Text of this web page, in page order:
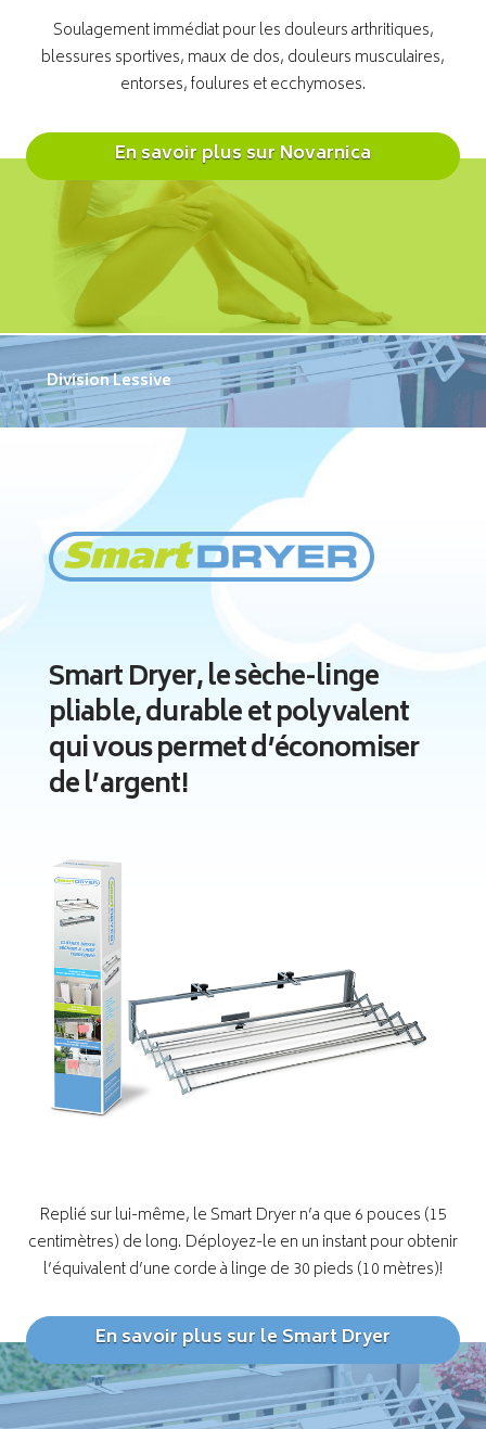
Soulagement immédiat pour les douleurs arthritiques,
blessures sportives, maux de dos, douleurs musculaires,
entorses, foulures et ecchymoses.
En savoir plus sur Novarnica
Division Lessive
Smart Dryer, le sèche-linge
pliable, durable et polyvalent
qui vous permet d’économiser
de l’argent!
Replié sur lui-même, le Smart Dryer n’a que 6 pouces (15
centimètres) de long. Déployez-le en un instant pour obtenir
l’équivalent d’une corde à linge de 30 pieds (10 mètres)!
En savoir plus sur le Smart Dryer